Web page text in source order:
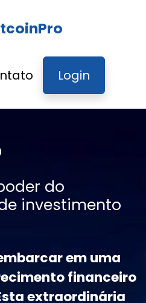
Login
do
investimento
em uma
financeiro
extraordinária